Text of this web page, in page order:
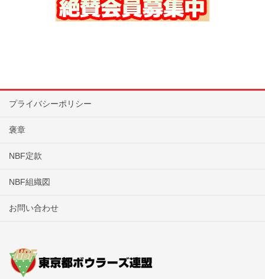
プライバシーポリシー
褒章
NBF定款
NBF組織図
お問い合わせ